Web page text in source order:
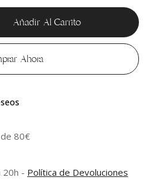
Añadir Al Carrito
Ahora
80€
20h - Política de Devoluciones